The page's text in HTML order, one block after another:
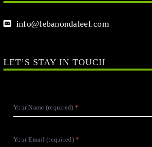
info@lebanondaleel.com
LET’S STAY IN TOUCH
Your Name (required)
Your Email (required)